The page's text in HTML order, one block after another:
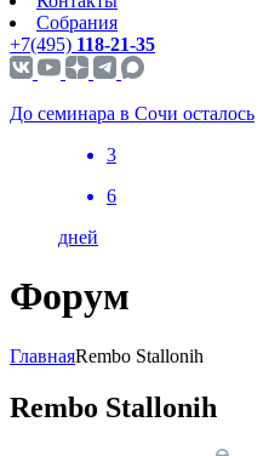
Собрания
+7(495) 118-21-35
До семинара в Сочи осталось
3
6
дней
Форум
ГлавнаяRembo Stallonih
Rembo Stallonih